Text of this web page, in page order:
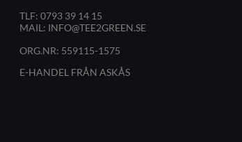
TLF: 0793 39 14 15
MAIL: INFO@TEE2GREEN.SE
ORG.NR: 559115-1575
E-HANDEL FRÅN ASKÅS